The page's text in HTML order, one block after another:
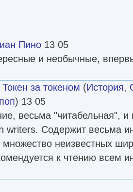
Пино 13 05
и необычные,
Токен за токеном (История,
) 13 05
весьма "читабельная", и
writers. Содержит весьма
множество неизвестных
к чтению всем